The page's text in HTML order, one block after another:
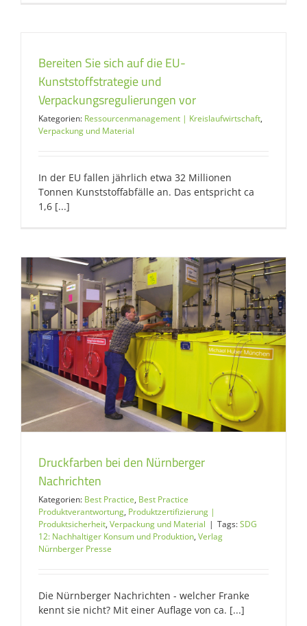
Bereiten Sie sich auf die EU-
Kunststoffstrategie und
Verpackungsregulierungen vor
Kategorien: Ressourcenmanagement | Kreislaufwirtschaft,
Verpackung und Material
In der EU fallen jährlich etwa 32 Millionen
Tonnen Kunststoffabfälle an. Das entspricht ca
1,6 [...]
Druckfarben bei den Nürnberger
Nachrichten
Kategorien: Best Practice, Best Practice
Produktverantwortung, Produktzertifizierung |
Produktsicherheit, Verpackung und Material | Tags:SDG
12: Nachhaltiger Konsum und Produktion, Verlag
Nürnberger Presse
Die Nürnberger Nachrichten - welcher Franke
kennt sie nicht? Mit einer Auflage von ca. [...]